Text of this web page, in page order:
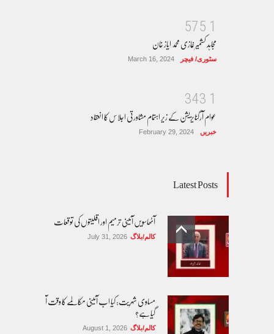
1
5
7
5
مجاہد کشمیر غازی محمد ایاز خان
سٹوری/ فیچر March 16, 2024
1
3
4
3
عوام آرگنایزیشن کے زیر اہتمام مشاورتی اجلاس کا انعقاد
خبریں February 29, 2024
Latest Posts
آٹھاسویں آئینی ترمیم اور اقلیتوں کی توقعات
کالم/بلاگ July 31, 2026
مساوی شہریت: کیا اب آئینی مکالمے کا وقت آ
گیا ہے؟
کالم/بلاگ August 1, 2026